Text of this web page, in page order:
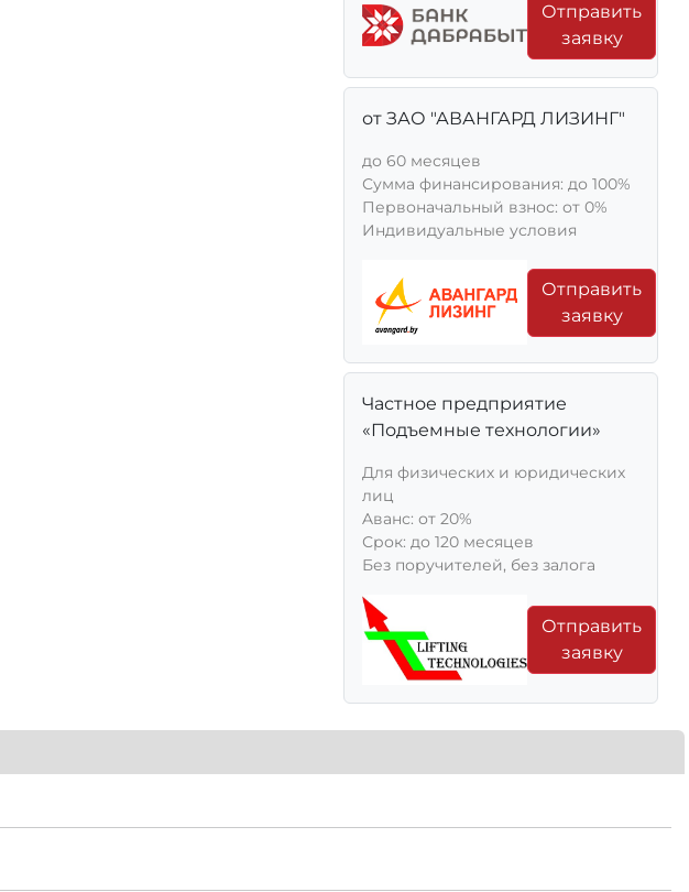
Отправить
заявку
от ЗАО "АВАНГАРД ЛИЗИНГ"
до 60 месяцев
Сумма финансирования: до 100%
Первоначальный взнос: от 0%
Индивидуальные условия
Отправить
заявку
Частное предприятие
«Подъемные технологии»
Для физических и юридических
лиц
Aванс: от 20%
Срок: до 120 месяцев
Без поручителей, без залога
Отправить
заявку